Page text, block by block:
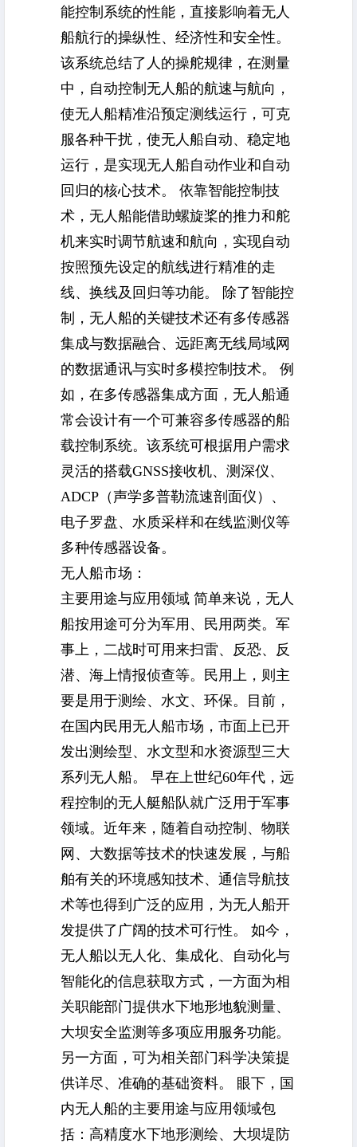
能控制系统的性能，直接影响着无人
船航行的操纵性、经济性和安全性。
该系统总结了人的操舵规律，在测量
中，自动控制无人船的航速与航向，
使无人船精准沿预定测线运行，可克
服各种干扰，使无人船自动、稳定地
运行，是实现无人船自动作业和自动
回归的核心技术。 依靠智能控制技
术，无人船能借助螺旋桨的推力和舵
机来实时调节航速和航向，实现自动
按照预先设定的航线进行精准的走
线、换线及回归等功能。 除了智能控
制，无人船的关键技术还有多传感器
集成与数据融合、远距离无线局域网
的数据通讯与实时多模控制技术。 例
如，在多传感器集成方面，无人船通
常会设计有一个可兼容多传感器的船
载控制系统。该系统可根据用户需求
灵活的搭载GNSS接收机、测深仪、
ADCP（声学多普勒流速剖面仪）、
电子罗盘、水质采样和在线监测仪等
多种传感器设备。
无人船市场：
主要用途与应用领域 简单来说，无人
船按用途可分为军用、民用两类。军
事上，二战时可用来扫雷、反恐、反
潜、海上情报侦查等。民用上，则主
要是用于测绘、水文、环保。目前，
在国内民用无人船市场，市面上已开
发出测绘型、水文型和水资源型三大
系列无人船。 早在上世纪60年代，远
程控制的无人艇船队就广泛用于军事
领域。近年来，随着自动控制、物联
网、大数据等技术的快速发展，与船
舶有关的环境感知技术、通信导航技
术等也得到广泛的应用，为无人船开
发提供了广阔的技术可行性。 如今，
无人船以无人化、集成化、自动化与
智能化的信息获取方式，一方面为相
关职能部门提供水下地形地貌测量、
大坝安全监测等多项应用服务功能。
另一方面，可为相关部门科学决策提
供详尽、准确的基础资料。 眼下，国
内无人船的主要用途与应用领域包
括：高精度水下地形测绘、大坝堤防